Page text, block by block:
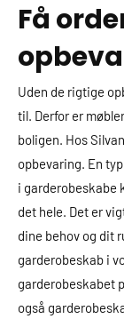
Få
Uden de rigtige
til. Derfor er
boligen. Hos
opbevaring. En
i garderobeskabe
det hele. Det er
dine behov og dit
garderobeskab i
garderobeskabet
også